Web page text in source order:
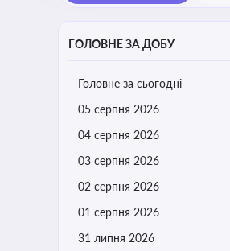
ГОЛОВНЕ ЗА ДОБУ
Головне за сьогодні
05 серпня 2026
04 серпня 2026
03 серпня 2026
02 серпня 2026
01 серпня 2026
31 липня 2026